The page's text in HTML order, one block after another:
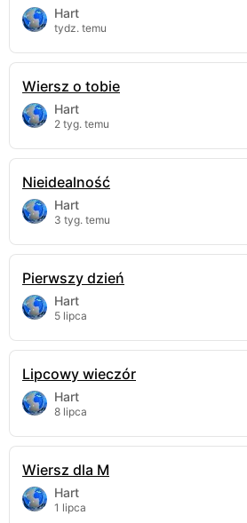
Hart
tydz. temu
Wiersz o tobie
Hart
2 tyg. temu
Nieidealność
Hart
3 tyg. temu
Pierwszy dzień
Hart
5 lipca
Lipcowy wieczór
Hart
8 lipca
Wiersz dla M
Hart
1 lipca